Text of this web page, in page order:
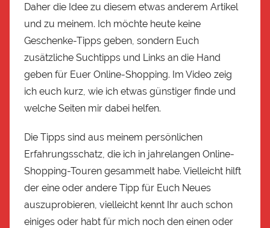
Daher die Idee zu diesem etwas anderem Artikel
und zu meinem. Ich möchte heute keine
Geschenke-Tipps geben, sondern Euch
zusätzliche Suchtipps und Links an die Hand
geben für Euer Online-Shopping. Im Video zeig
ich euch kurz, wie ich etwas günstiger finde und
welche Seiten mir dabei helfen.
Die Tipps sind aus meinem persönlichen
Erfahrungsschatz, die ich in jahrelangen Online-
Shopping-Touren gesammelt habe. Vielleicht hilft
der eine oder andere Tipp für Euch Neues
auszuprobieren, vielleicht kennt Ihr auch schon
einiges oder habt für mich noch den einen oder